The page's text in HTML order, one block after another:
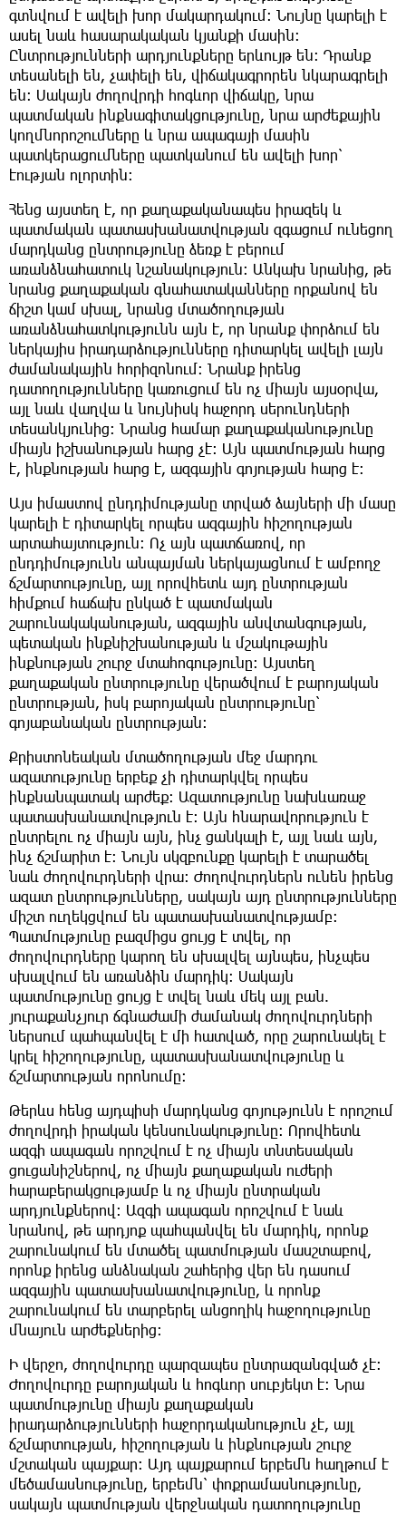
գտնվում է ավելի խոր մակարդակում։ Նույնը կարելի է
ասել նաև հասարակական կյանքի մասին։
Ընտրությունների արդյունքները երևույթ են։ Դրանք
տեսանելի են, չափելի են, վիճակագրորեն նկարագրելի
են։ Սակայն ժողովրդի հոգևոր վիճակը, նրա
պատմական ինքնագիտակցությունը, նրա արժեքային
կողմնորոշումները և նրա ապագայի մասին
պատկերացումները պատկանում են ավելի խոր՝
էության ոլորտին։
Հենց այստեղ է, որ քաղաքականապես իրազեկ և
պատմական պատասխանատվության զգացում ունեցող
մարդկանց ընտրությունը ձեռք է բերում
առանձնահատուկ նշանակություն։ Անկախ նրանից, թե
նրանց քաղաքական գնահատականները որքանով են
ճիշտ կամ սխալ, նրանց մտածողության
առանձնահատկությունն այն է, որ նրանք փորձում են
ներկայիս իրադարձությունները դիտարկել ավելի լայն
ժամանակային հորիզոնում։ Նրանք իրենց
դատողությունները կառուցում են ոչ միայն այսօրվա,
այլ նաև վաղվա և նույնիսկ հաջորդ սերունդների
տեսանկյունից։ Նրանց համար քաղաքականությունը
միայն իշխանության հարց չէ։ Այն պատմության հարց
է, ինքնության հարց է, ազգային գոյության հարց է։
Այս իմաստով ընդդիմությանը տրված ձայների մի մասը
կարելի է դիտարկել որպես ազգային հիշողության
արտահայտություն։ Ոչ այն պատճառով, որ
ընդդիմությունն անպայման ներկայացնում է ամբողջ
ճշմարտությունը, այլ որովհետև այդ ընտրության
հիմքում հաճախ ընկած է պատմական
շարունակականության, ազգային անվտանգության,
պետական ինքնիշխանության և մշակութային
ինքնության շուրջ մտահոգությունը։ Այստեղ
քաղաքական ընտրությունը վերածվում է բարոյական
ընտրության, իսկ բարոյական ընտրությունը՝
գոյաբանական ընտրության։
Քրիստոնեական մտածողության մեջ մարդու
ազատությունը երբեք չի դիտարկվել որպես
ինքնանպատակ արժեք։ Ազատությունը նախևառաջ
պատասխանատվություն է։ Այն հնարավորություն է
ընտրելու ոչ միայն այն, ինչ ցանկալի է, այլ նաև այն,
ինչ ճշմարիտ է։ Նույն սկզբունքը կարելի է տարածել
նաև ժողովուրդների վրա։ Ժողովուրդներն ունեն իրենց
ազատ ընտրությունները, սակայն այդ ընտրությունները
միշտ ուղեկցվում են պատասխանատվությամբ։
Պատմությունը բազմիցս ցույց է տվել, որ
ժողովուրդները կարող են սխալվել այնպես, ինչպես
սխալվում են առանձին մարդիկ։ Սակայն
պատմությունը ցույց է տվել նաև մեկ այլ բան.
յուրաքանչյուր ճգնաժամի ժամանակ ժողովուրդների
ներսում պահպանվել է մի հատված, որը շարունակել է
կրել հիշողությունը, պատասխանատվությունը և
ճշմարտության որոնումը։
Թերևս հենց այդպիսի մարդկանց գոյությունն է որոշում
ժողովրդի իրական կենսունակությունը։ Որովհետև
ազգի ապագան որոշվում է ոչ միայն տնտեսական
ցուցանիշներով, ոչ միայն քաղաքական ուժերի
հարաբերակցությամբ և ոչ միայն ընտրական
արդյունքներով։ Ազգի ապագան որոշվում է նաև
նրանով, թե արդյոք պահպանվել են մարդիկ, որոնք
շարունակում են մտածել պատմության մասշտաբով,
որոնք իրենց անձնական շահերից վեր են դասում
ազգային պատասխանատվությունը, և որոնք
շարունակում են տարբերել անցողիկ հաջողությունը
մնայուն արժեքներից։
Ի վերջո, ժողովուրդը պարզապես ընտրազանգված չէ։
Ժողովուրդը բարոյական և հոգևոր սուբյեկտ է։ Նրա
պատմությունը միայն քաղաքական
իրադարձությունների հաջորդականություն չէ, այլ
ճշմարտության, հիշողության և ինքնության շուրջ
մշտական պայքար։ Այդ պայքարում երբեմն հաղթում է
մեծամասնությունը, երբեմն՝ փոքրամասնությունը,
սակայն պատմության վերջնական դատողությունը